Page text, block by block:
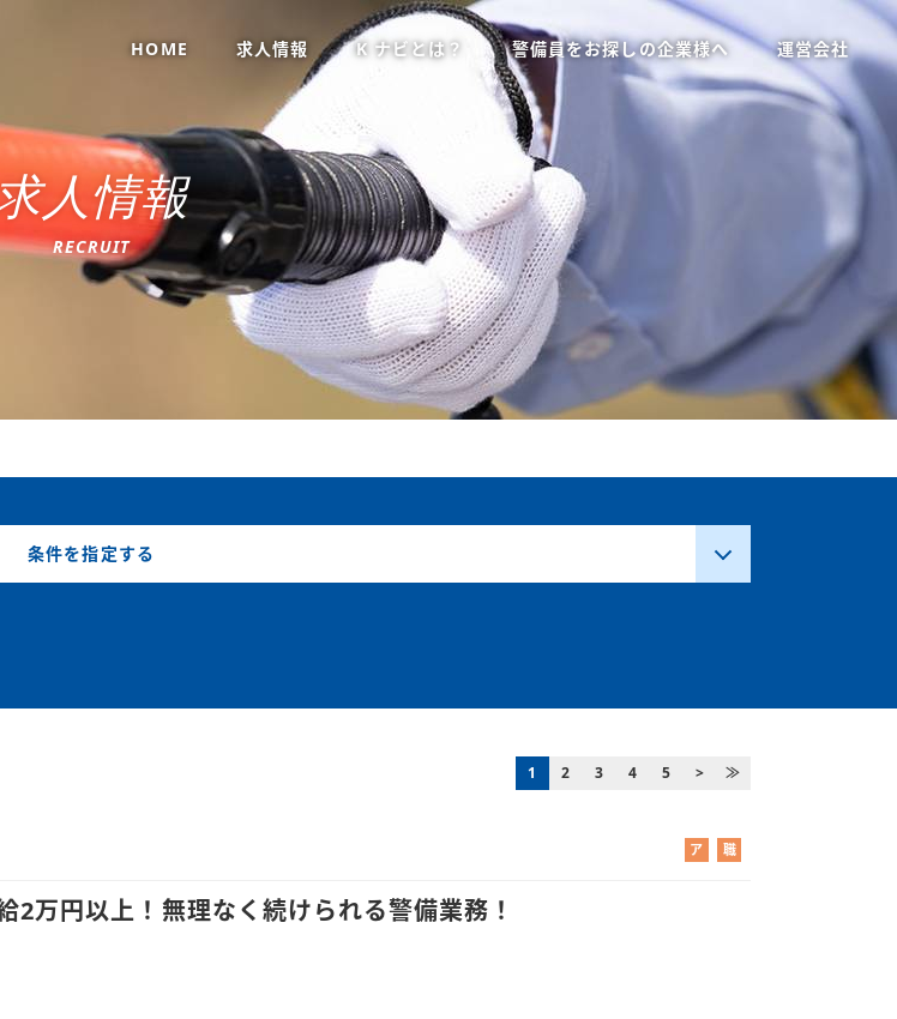
HOME 求人情報 K ナビとは？ 警備員をお探しの企業様へ 運営会社
人情報
RECRUIT
条件を指定する
1 2 3 4 5 > ≫
ア
職
万円以上！無理なく続けられる警備業務！